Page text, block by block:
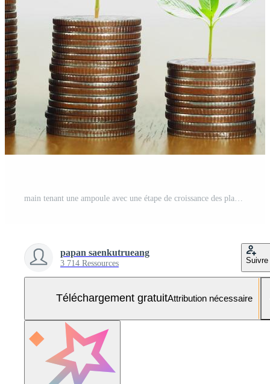
papan saenkutrueang
3 714 Ressources Suivre
Téléchargement gratuitAttribution nécessaire